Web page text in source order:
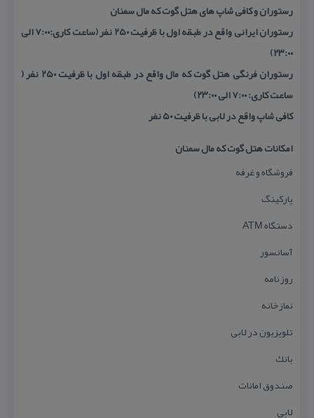
رستوران و كافی شاپ های هتل گوت كه مال سمنان
رستوران ایرانی واقع در طبقه اول با ظرفیت ۲۵۰ نفر (ساعت كاری:۷:۰۰ الی
۲۳:۰۰)
رستوران فرنگی هتل گوت كه مال واقع در طبقه اول با ظرفیت ۲۵۰ نفر (
ساعت كاری: ۷:۰۰ الی ۲۳:۰۰)
كافی شاپ واقع در لابی با ظرفیت ۵۰ نفر
امكانات هتل گوت كه مال سمنان
فروشگاه و غرفه
پاركینگ
دستگاه ATM
آسانسور
روزنامه
نمازخانه
تلویزیون در لابی
بانك
صندوق امانات
لابی